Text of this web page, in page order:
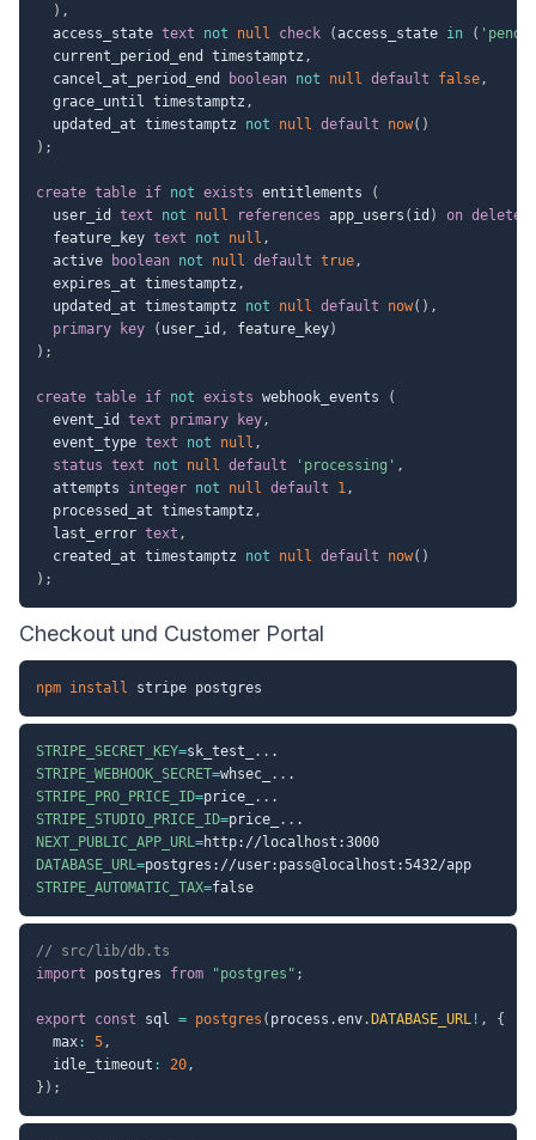
) ,
  access_state
text not null check (access_state in (
  current_period_end timestamptz
,
  cancel_at_period_end
boolean not null default false,
  grace_until timestamptz
,
  updated_at timestamptz
not null default now( )
) ;
create table if not exists entitlements
(
  user_id
text not null references app_users ( id ) on delete
  feature_key
text not null ,
  active
boolean not null default true,
  expires_at timestamptz
,
  updated_at timestamptz
not null default now( ) ,
primary
key ( user_id , feature_key)
) ;
create table if not exists webhook_events
(
  event_id
text primary key,
  event_type
text not null ,
status text not null default 'processing' ,
  attempts
integer not null default 1,
  processed_at timestamptz
,
  last_error
text ,
  created_at timestamptz
not null default now( )
) ;
Checkout und Customer Portal
npm install
STRIPE_SECRET_KEY=sk_test_ ..
STRIPE_WEBHOOK_SECRET=whsec_ ..
STRIPE_PRO_PRICE_ID=price_ ..
STRIPE_STUDIO_PRICE_ID=price_ ..
NEXT_PUBLIC_APP_URL=
DATABASE_URL=
STRIPE_AUTOMATIC_TAX=
// src/lib/db.ts
import postgres from "postgres" ;
export const sql = postgres ( process .env. DATABASE_URL ! ,
{
  max
: 5,
  idle_timeout
: 20,
} ) ;